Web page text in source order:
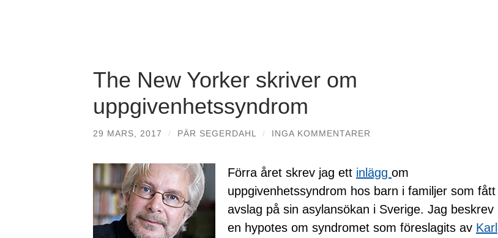
The New Yorker skriver om
uppgivenhetssyndrom
29 MARS, 2017 / PÄR SEGERDAHL / INGA KOMMENTARER
Förra året skrev jag ett inlägg om
uppgivenhetssyndrom hos barn i familjer som fått
avslag på sin asylansökan i Sverige. Jag beskrev
en hypotes om syndromet som föreslagits av Karl